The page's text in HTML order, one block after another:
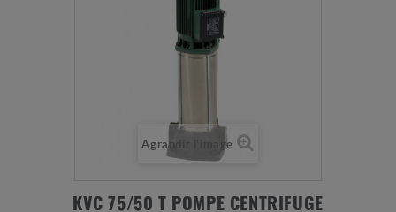
Agrandir l'image
KVC 75/50 T POMPE CENTRIFUGE